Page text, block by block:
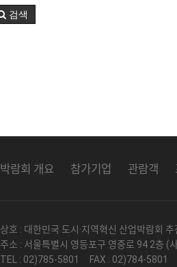
검색
박람회 개요 참가기업 관람객
상호 : 대한민국 도시·지역혁신 산업박람회
주소 : 서울특별시 영등포구 영중로 94 2층 (
TEL : 02)785-5801 FAX : 02)784-5801